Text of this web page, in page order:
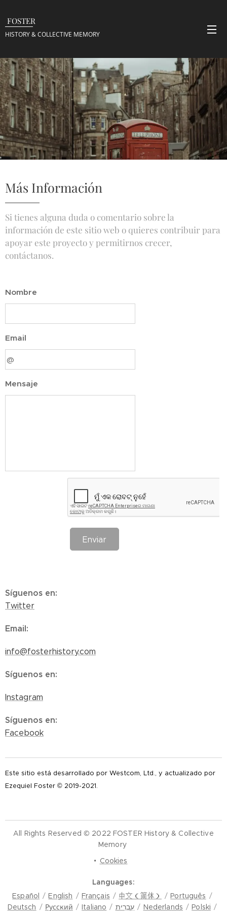
FOSTER
HISTORY & COLLECTIVE MEMORY
Más Información
Si tienes alguna duda o comentario sobre la
información de este sitio web o quieres contribuir para
apoyar este proyecto y permitirnos crecer,
contáctanos.
Nombre
Email
Mensaje
Enviar
Síguenos en:
Twitter
Email:
info@fosterhistory.com
Síguenos en:
Instagram
Síguenos en:
Facebook
Este sitio está desarrollado por Westcom, Ltd., y actualizado por
Ezequiel Foster © 2019-2021.
All Rights Reserved © 2022 FOSTER History & Collective
Memory
Cookies
Languages
Español
English Français 中文（简体）
Português
Deutsch
Русский Italiano עִבְרִית Nederlands Polski